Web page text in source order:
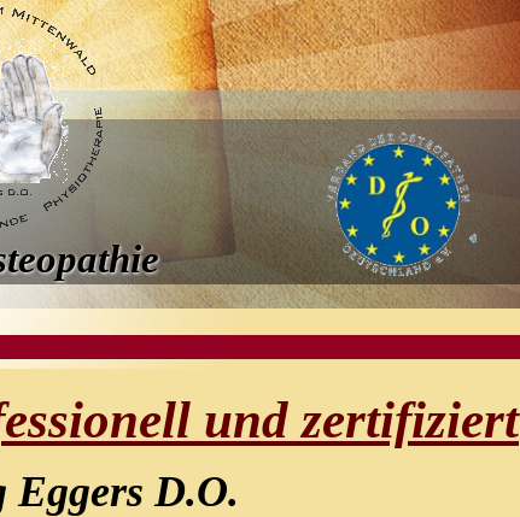
und zertifiziert
Eggers D.O.